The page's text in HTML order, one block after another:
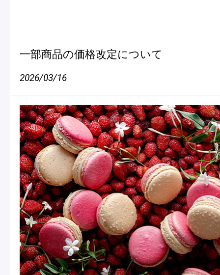
一部商品の価格改定について
2026/03/16